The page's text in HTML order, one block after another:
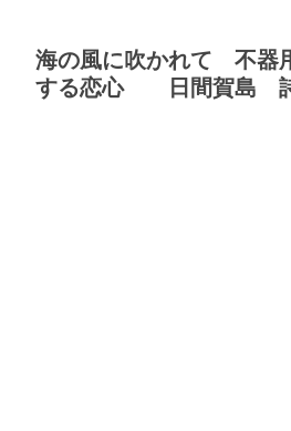
海の風に吹かれて 不器
する恋心 日間賀島